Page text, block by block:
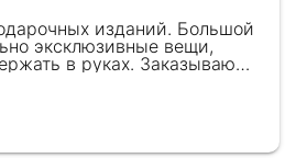
изданий. Большой
эксклюзивные вещи,
в руках. Заказываю
для бизнес-партнеров,
— от общения с
самих книг.